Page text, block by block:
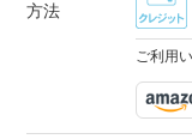
方法
ご利用